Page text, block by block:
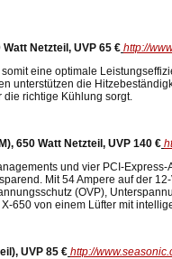
Netzteil, UVP 65 € http://
eine optimale
unterstützen die
die richtige Kühlung sorgt.
650 Watt Netzteil, UVP 140 €
und vier PCI-
Mit 54 Ampere auf der
(OVP),
650 von einem Lüfter mit
UVP 85 € http://